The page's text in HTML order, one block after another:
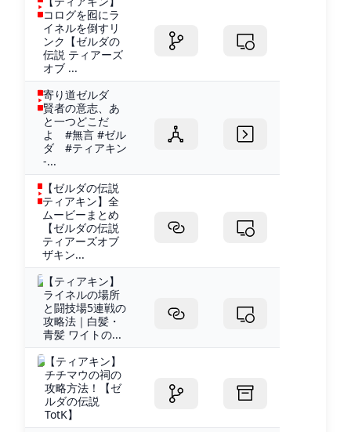
コログを囮にラ
イネルを倒すリ
ンク【ゼルダの
伝説 ティアーズ
オブ ...
寄り道ゼルダ
賢者の意志、あ
と一つどこだ
よ #無言 #ゼル
ダ #ティアキン
-...
【ゼルダの伝説
ティアキン】全
ムービーまとめ
【ゼルダの伝説
ティアーズオブ
ザキン...
【ティアキン】
ライネルの場所
と闘技場5連戦の
攻略法｜白髪・
青髪 ワイトの...
【ティアキン】
チチマウの祠の
攻略方法！【ゼ
ルダの伝説
TotK】